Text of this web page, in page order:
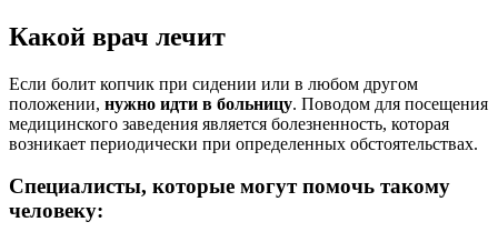
Какой врач лечит
Если болит копчик при сидении или в любом другом
положении, нужно идти в больницу. Поводом для посещения
медицинского заведения является болезненность, которая
возникает периодически при определенных обстоятельствах.
Специалисты, которые могут помочь такому
человеку: